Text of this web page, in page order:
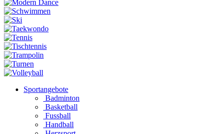
Sportangebote
Badminton
Basketball
Fussball
Handball